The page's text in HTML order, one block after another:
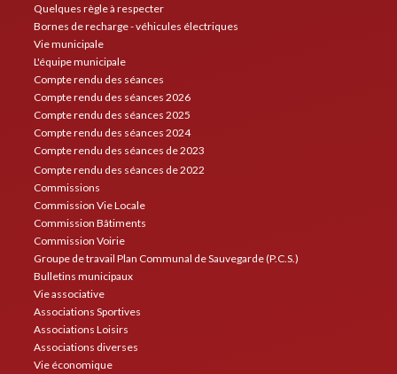
Quelques règle à respecter
Bornes de recharge - véhicules électriques
Vie municipale
L'équipe municipale
Compte rendu des séances
Compte rendu des séances 2026
Compte rendu des séances 2025
Compte rendu des séances 2024
Compte rendu des séances de 2023
Compte rendu des séances de 2022
Commissions
Commission Vie Locale
Commission Bâtiments
Commission Voirie
Groupe de travail Plan Communal de Sauvegarde (P.C.S.)
Bulletins municipaux
Vie associative
Associations Sportives
Associations Loisirs
Associations diverses
Vie économique